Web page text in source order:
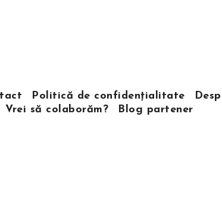
Politică de confidențialitate
Vrei să colaborăm?
Blog partener